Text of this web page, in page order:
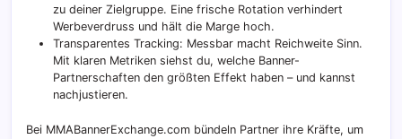
zu deiner Zielgruppe. Eine frische Rotation verhindert
Werbeverdruss und hält die Marge hoch.
Transparentes Tracking: Messbar macht Reichweite Sinn.
Mit klaren Metriken siehst du, welche Banner-
Partnerschaften den größten Effekt haben – und kannst
nachjustieren.
Bei MMABannerExchange.com bündeln Partner ihre Kräfte, um